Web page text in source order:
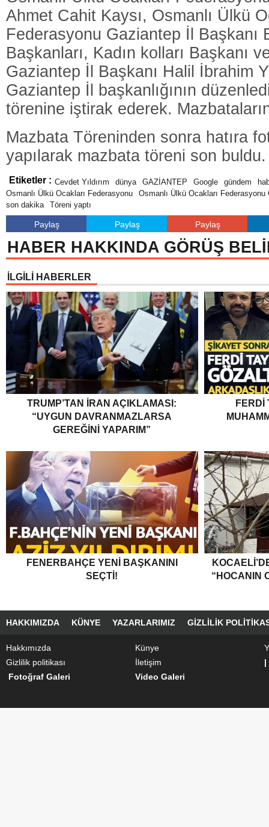
Ahmet Cahit Kaysı, Osmanlı Ülkü
Federasyonu Gaziantep İl Başkanı
Başkanları, Kadın kolları Başkanı
Gaziantep İl Başkanı Halil İbrahim
Gaziantep İl başkanlığının
törenine iştirak ederek.
Mazbata Töreninden sonra hatıra
yapılarak mazbata töreni son buldu.
Etiketler : Cevdet Yıldırım dünya GAZİANTEP Google gündem
Osmanlı Ülkü Ocakları Federasyonu
Osmanlı Ülkü Ocakları
son dakika
Töreni yaptı
Paylaş Paylaş Paylaş
HABER HAKKINDA GÖRÜŞ
İLGİLİ HABERLER
TRUMP’TAN İRAN AÇIKLAMASI:
“UYGUN DAVRANMAZLARSA
GEREĞINI YAPARIM”
FERDI
FENERBAHÇE YENI BAŞKANINI
SEÇTI!
“HOCANIN
HAKKIMIZDA KÜNYE YAZARLARIMIZ GIZLILIK
Hakkımızda Künye
Gizlilik politikası
İletişim
|
Fotoğraf Galeri
Video Galeri